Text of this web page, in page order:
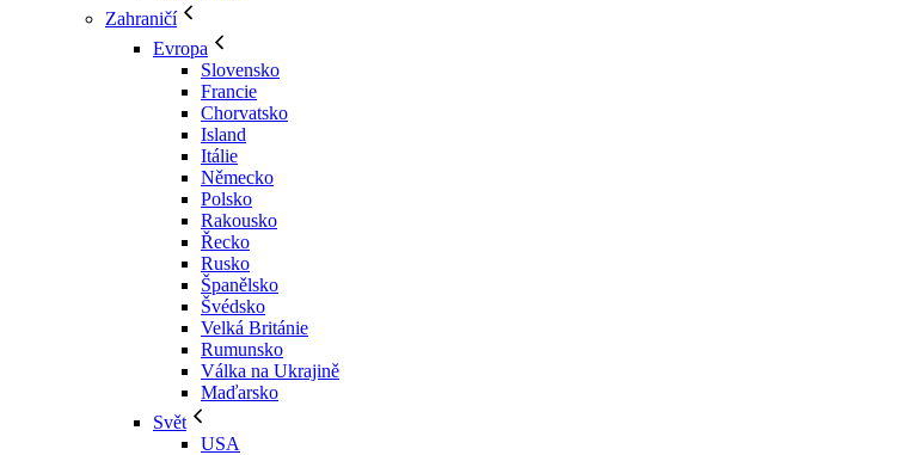
Zahraničí
Evropa
Slovensko
Francie
Chorvatsko
Island
Itálie
Německo
Polsko
Rakousko
Řecko
Rusko
Španělsko
Švédsko
Velká Británie
Rumunsko
Válka na Ukrajině
Maďarsko
Svět
USA